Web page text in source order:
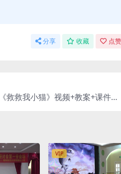
分享 收藏 点
救救我小猫》视频+教案+课件
VIP